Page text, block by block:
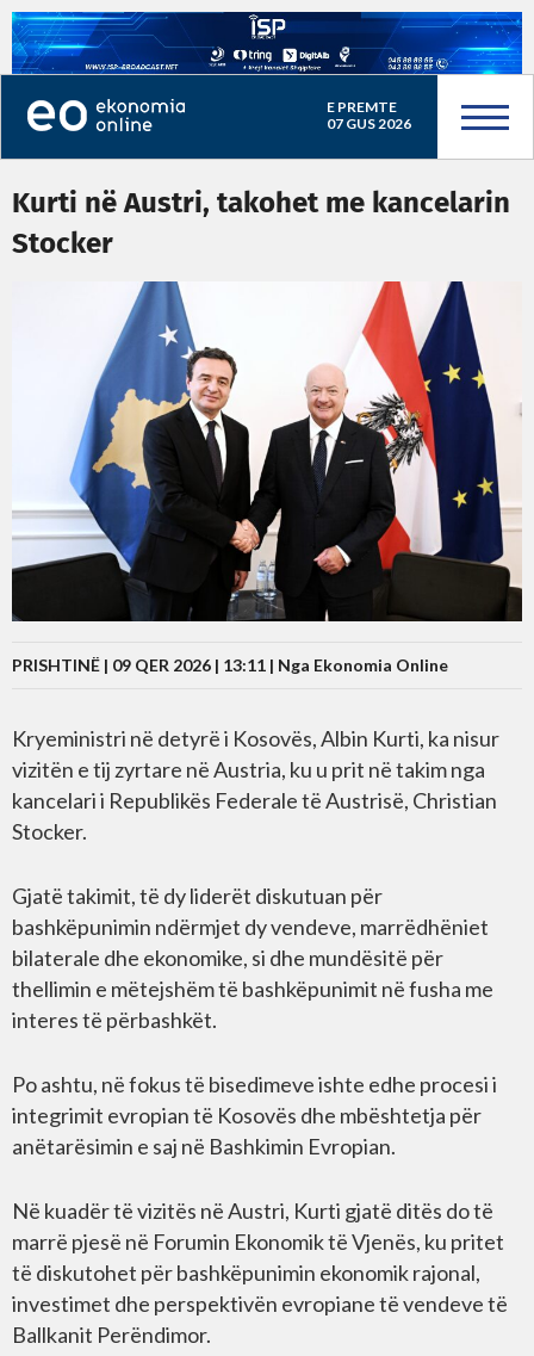
E PREMTE
07 GUS 2026
Kurti në Austri, takohet me kancelarin
Stocker
PRISHTINË | 09 QER 2026 | 13:11 | Nga Ekonomia Online
Kryeministri në detyrë i Kosovës, Albin Kurti, ka nisur
vizitën e tij zyrtare në Austria, ku u prit në takim nga
kancelari i Republikës Federale të Austrisë, Christian
Stocker.
Gjatë takimit, të dy liderët diskutuan për
bashkëpunimin ndërmjet dy vendeve, marrëdhëniet
bilaterale dhe ekonomike, si dhe mundësitë për
thellimin e mëtejshëm të bashkëpunimit në fusha me
interes të përbashkët.
Po ashtu, në fokus të bisedimeve ishte edhe procesi i
integrimit evropian të Kosovës dhe mbështetja për
anëtarësimin e saj në Bashkimin Evropian.
Në kuadër të vizitës në Austri, Kurti gjatë ditës do të
marrë pjesë në Forumin Ekonomik të Vjenës, ku pritet
të diskutohet për bashkëpunimin ekonomik rajonal,
investimet dhe perspektivën evropiane të vendeve të
Ballkanit Perëndimor.